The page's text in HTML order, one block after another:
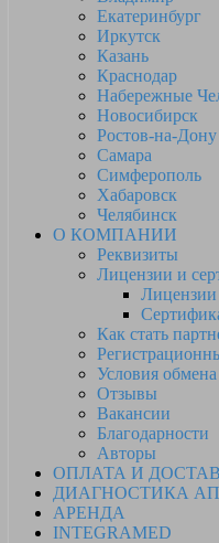
Екатеринбург
Иркутск
Казань
Краснодар
Набережные
Новосибирск
Ростов-на-Дону
Самара
Симферополь
Хабаровск
Челябинск
О КОМПАНИИ
Реквизиты
Лицензии и
Лицензии
Как стать
Условия обмена
Отзывы
Вакансии
Благодарности
Авторы
ОПЛАТА И
ДИАГНОСТИКА
АРЕНДА
INTEGRAMED